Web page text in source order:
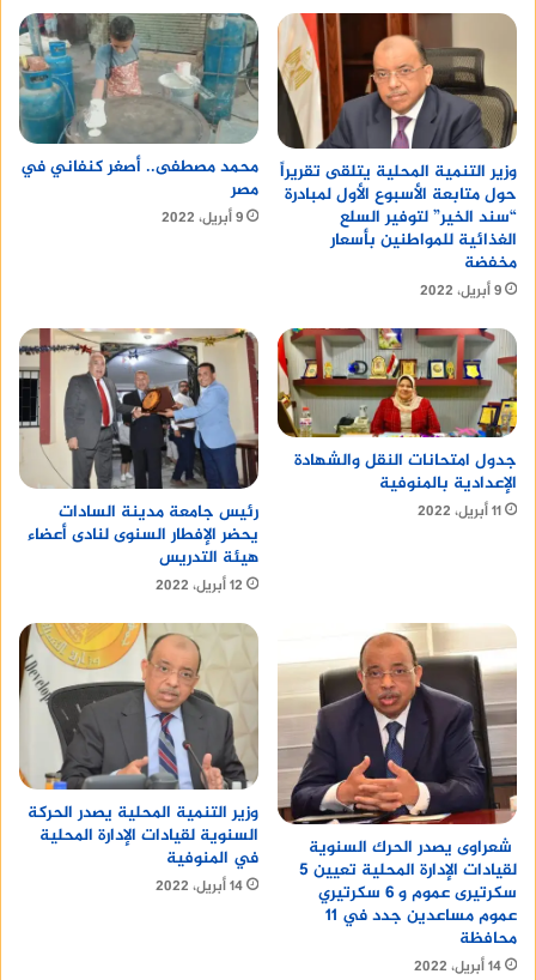
وزير التنمية المحلية يتلقى تقريراً
حول متابعة الأسبوع الأول لمبادرة
“سند الخير” لتوفير السلع
الغذائية للمواطنين بأسعار
مخفضة
9 أبريل، 2022
محمد مصطفى.. أصغر كنفاني في
مصر
9 أبريل، 2022
جدول امتحانات النقل والشهادة
الإعدادية بالمنوفية
11 أبريل، 2022
رئيس جامعة مدينة السادات
يحضر الإفطار السنوى لنادى أعضاء
هيئة التدريس
12 أبريل، 2022
شعراوى يصدر الحرك السنوية
لقيادات الإدارة المحلية تعيين 5
سكرتيرى عموم و 6 سكرتيري
عموم مساعدين جدد في 11
محافظة
14 أبريل، 2022
وزير التنمية المحلية يصدر الحركة
السنوية لقيادات الإدارة المحلية
في المنوفية
14 أبريل، 2022